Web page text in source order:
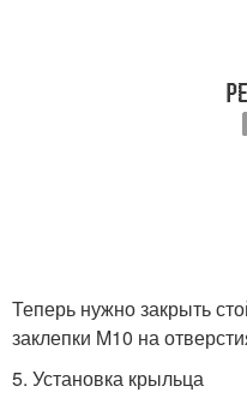
Теперь нужно закрыть
заклепки M10 на
5. Установка крыльца